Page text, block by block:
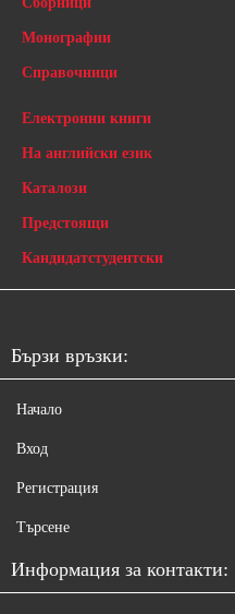
Монографии
Справочници
Електронни книги
На английски език
Каталози
Предстоящи
Кандидатстудентски
Бързи връзки:
Начало
Вход
Регистрация
Търсене
Информация за контакти: